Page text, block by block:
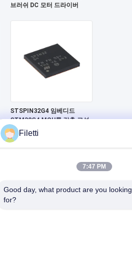
브러쉬 DC 모터 드라이버
STSPIN32G4 임베디드
STM32G4 MCU를 갖춘 고성
능 3상 모터 컨트롤러
Filetti
7:47 PM
Good day, what product are you looking
for?